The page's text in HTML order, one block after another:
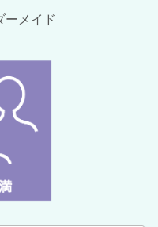
ーメイド